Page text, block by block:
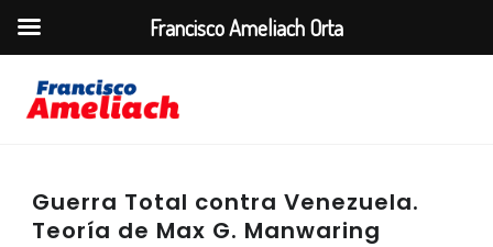
Guerra Total contra Venezuela.
Teoría de Max G. Manwaring
Francisco Ameliach Orta